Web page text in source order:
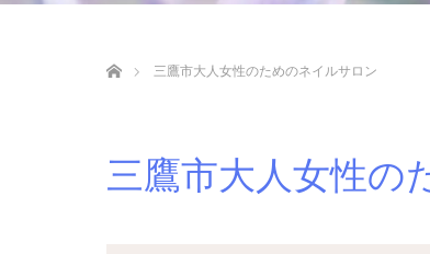
三鷹市大人女性のためのネイルサロン
三鷹市大人女性の